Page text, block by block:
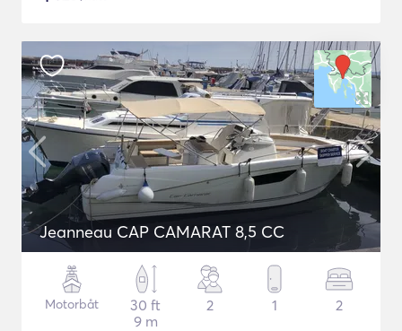
Jeanneau CAP CAMARAT 8,5 CC
Motorbåt
30 ft
9 m
2 1 2